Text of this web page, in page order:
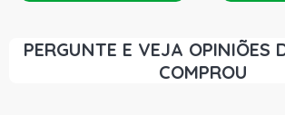
PERGUNTE E VEJA OPINIÕES
COMPROU